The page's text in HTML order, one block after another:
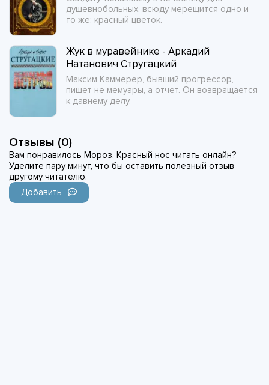
душевнобольных, всюду мерещится одно и
то же: красный цветок.
Жук в муравейнике - Аркадий
Натанович Стругацкий
Максим Каммерер, бывший прогрессор,
пишет не мемуары, а отчет. Он возвращается
к давнему делу,
Отзывы (0)
Вам понравилось Мороз, Красный нос читать онлайн?
Уделите пару минут, что бы оставить полезный отзыв
другому читателю.
Добавить